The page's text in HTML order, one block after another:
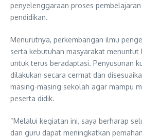
penyelenggaraan proses
pendidikan.
Menurutnya, perkembangan ilmu
serta kebutuhan masyarakat menuntut
untuk terus beradaptasi. Penyusunan
dilakukan secara cermat dan
masing-masing sekolah agar mampu
peserta didik.
“Melalui kegiatan ini, saya berharap
dan guru dapat meningkatkan